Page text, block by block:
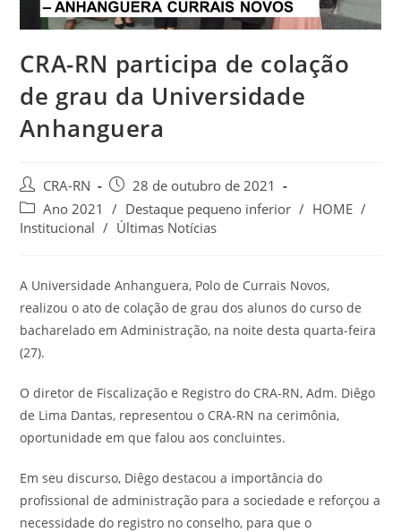
CRA-RN participa de colação
de grau da Universidade
Anhanguera
Autor
do
post:
CRA-RN
Post
publicado:
28 de outubro de 2021
Categoria
do
Ano 2021 / Destaque pequeno inferior / HOME /
Institucional / Últimas Notícias
A Universidade Anhanguera, Polo de Currais Novos,
realizou o ato de colação de grau dos alunos do curso de
bacharelado em Administração, na noite desta quarta-feira
(27).
O diretor de Fiscalização e Registro do CRA-RN, Adm. Diêgo
de Lima Dantas, representou o CRA-RN na cerimônia,
oportunidade em que falou aos concluintes.
Em seu discurso, Diêgo destacou a importância do
profissional de administração para a sociedade e reforçou a
necessidade do registro no conselho, para que o